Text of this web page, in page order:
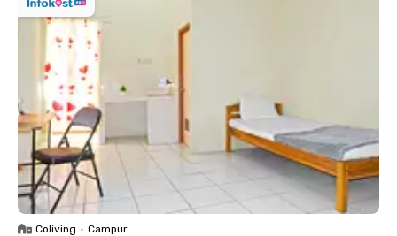
Coliving • Campur